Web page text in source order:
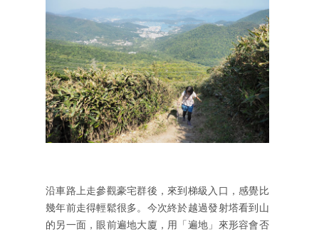
沿車路上走參觀豪宅群後，來到梯級入口，感覺比
幾年前走得輕鬆很多。今次終於越過發射塔看到山
的另一面，眼前遍地大廈，用「遍地」來形容會否